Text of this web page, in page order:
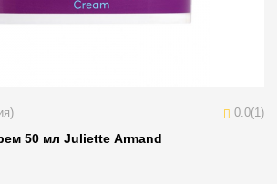
0.0(1)
50 мл Juliette Armand